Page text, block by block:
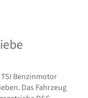
TSI Benzinmotor
Das Fahrzeug